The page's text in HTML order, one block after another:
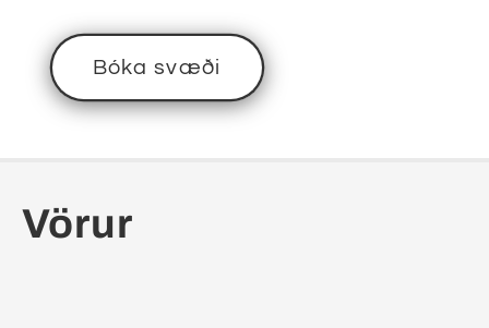
Bóka svæði
:
Vörur